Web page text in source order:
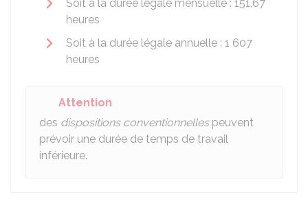
Soit à la durée légale mensuelle : 151,67
heures
Soit à la durée légale annuelle : 1 607
heures
Attention
des dispositions conventionnellespeuvent
prévoir une durée de temps de travail
inférieure.